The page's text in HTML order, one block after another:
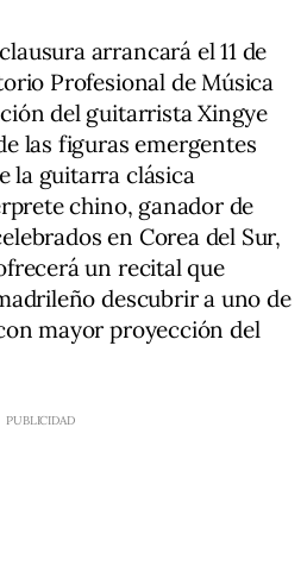
arrancará el 11 de
Profesional de Música
del guitarrista Xingye
las figuras emergentes
la guitarra clásica
chino, ganador de
en Corea del Sur,
un recital que
descubrir a uno de
mayor proyección del